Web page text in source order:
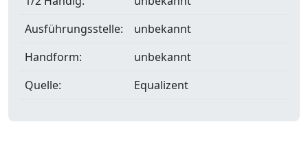
Ausführungsstelle:
unbekannt
Handform:
unbekannt
Quelle:
Equalizent